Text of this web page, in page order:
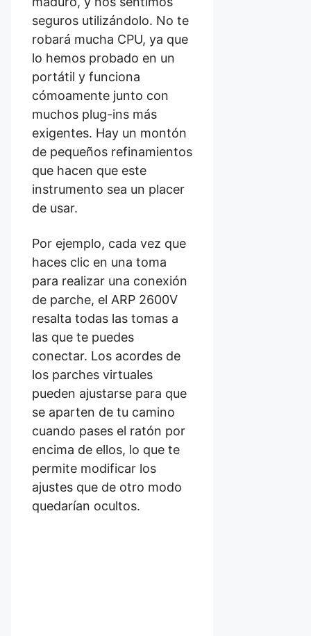
seguros utilizándolo. No te
robará mucha CPU, ya que
lo hemos probado en un
portátil y funciona
cómoamente junto con
muchos plug-ins más
exigentes. Hay un montón
de pequeños refinamientos
que hacen que este
instrumento sea un placer
de usar.
Por ejemplo, cada vez que
haces clic en una toma
para realizar una conexión
de parche, el ARP 2600V
resalta todas las tomas a
las que te puedes
conectar. Los acordes de
los parches virtuales
pueden ajustarse para que
se aparten de tu camino
cuando pases el ratón por
encima de ellos, lo que te
permite modificar los
ajustes que de otro modo
quedarían ocultos.